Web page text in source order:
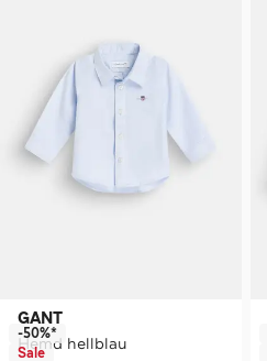
GANT
Hemd hellblau
-50%*
Sale